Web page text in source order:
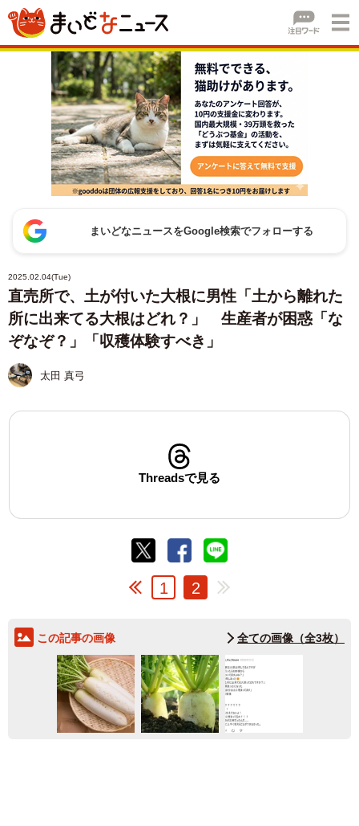
まいどなニュースをGoogle検索でフォローする
2025.02.04(Tue)
直売所で、土が付いた大根に男性「土から離れた
所に出来てる大根はどれ？」 生産者が困惑「な
ぞなぞ？」「収穫体験すべき」
太田 真弓
Threadsで見る
1 2
この記事の画像 全ての画像（全3枚）